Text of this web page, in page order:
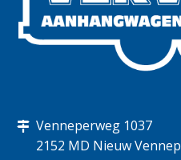
Venneperweg 1037
2152 MD Nieuw Vennep